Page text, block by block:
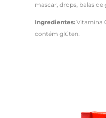
mascar, drops, balas
Ingredientes: Vitamina
contém glúten.